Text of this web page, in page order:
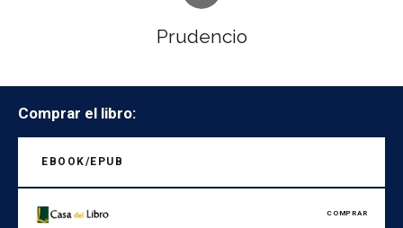
Prudencio
Comprar el libro:
EBOOK/EPUB
COMPRAR